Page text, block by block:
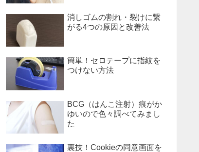
消しゴムの割れ・裂けに繋
がる4つの原因と改善法
簡単！セロテープに指紋を
つけない方法
BCG（はんこ注射）痕がか
ゆいので色々調べてみまし
た
裏技！Cookieの同意画面を